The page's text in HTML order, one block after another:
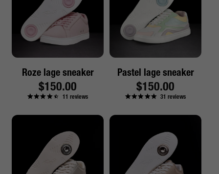
Roze lage sneaker
Reguliere
prijs
$150.00
11 reviews
Pastel lage sneaker
Reguliere
prijs
$150.00
31 reviews